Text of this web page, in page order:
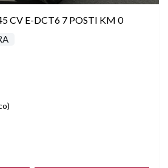
CV E-DCT6 7 POSTI KM 0